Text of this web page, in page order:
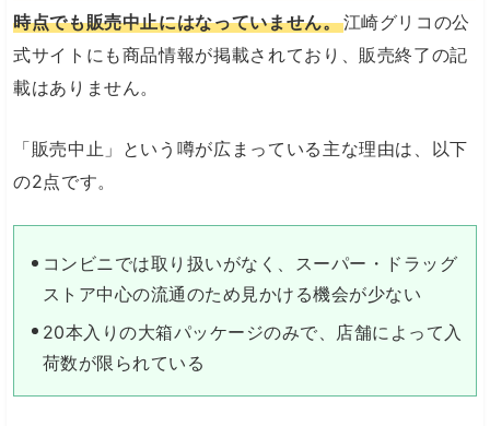
時点でも販売中止にはなっていません。江崎グリコの公
式サイトにも商品情報が掲載されており、販売終了の記
載はありません。
「販売中止」という噂が広まっている主な理由は、以下
の2点です。
コンビニでは取り扱いがなく、スーパー・ドラッグ
ストア中心の流通のため見かける機会が少ない
20本入りの大箱パッケージのみで、店舗によって入
荷数が限られている